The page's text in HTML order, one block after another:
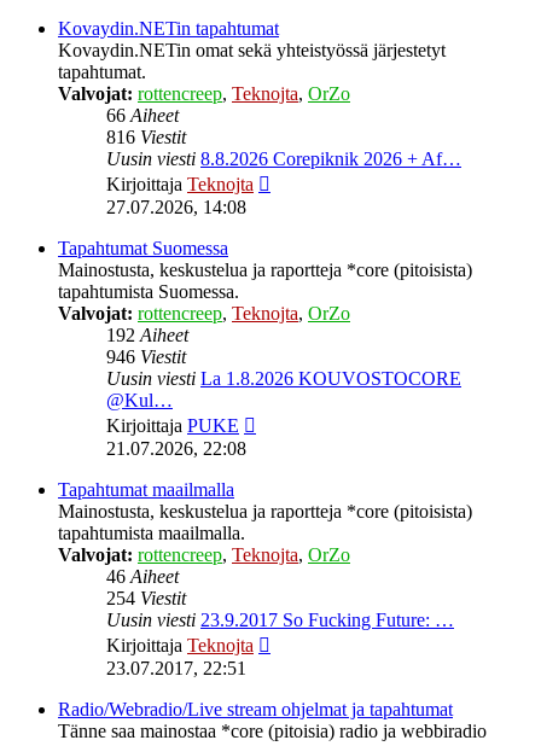
Kovaydin.NETin tapahtumat
Kovaydin.NETin omat sekä yhteistyössä järjestetyt
tapahtumat.
Valvojat: rottencreep, Teknojta, OrZo
66Aiheet
816 Viestit
Uusin viesti 8.8.2026 Corepiknik 2026 + Af…
Kirjoittaja Teknojta
27.07.2026, 14:08
Tapahtumat Suomessa
Mainostusta, keskustelua ja raportteja *core (pitoisista)
tapahtumista Suomessa.
Valvojat: rottencreep, Teknojta, OrZo
192Aiheet
946 Viestit
Uusin viesti La 1.8.2026 KOUVOSTOCORE
@Kul…
Kirjoittaja PUKE
21.07.2026, 22:08
Tapahtumat maailmalla
Mainostusta, keskustelua ja raportteja *core (pitoisista)
tapahtumista maailmalla.
Valvojat: rottencreep, Teknojta, OrZo
46Aiheet
254 Viestit
Uusin viesti 23.9.2017 So Fucking Future: …
Kirjoittaja Teknojta
23.07.2017, 22:51
Radio/Webradio/Live stream ohjelmat ja tapahtumat
Tänne saa mainostaa *core (pitoisia) radio ja webbiradio